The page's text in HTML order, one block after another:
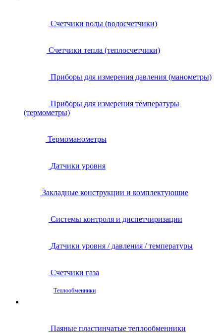
Счетчики воды (водосчетчики)
Счетчики тепла (теплосчетчики)
Приборы для измерения давления (манометры)
Приборы для измерения температуры
(термометры)
Термоманометры
Датчики уровня
Закладные конструкции и комплектующие
Системы контроля и диспетчиризации
Датчики уровня / давления / температуры
Счетчики газа
Теплообменники
Паяные пластинчатые теплообменники